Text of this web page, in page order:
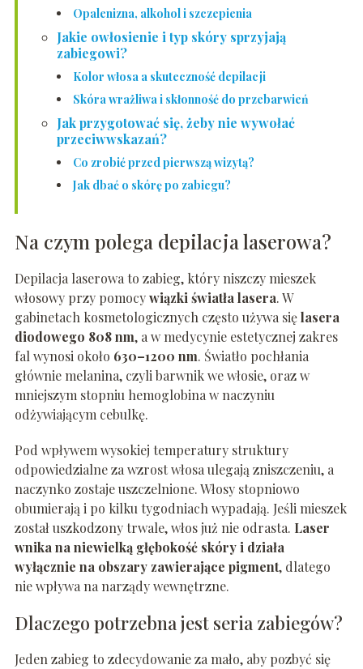
Opalenizna, alkohol i szczepienia
Jakie owłosienie i typ skóry sprzyjają
zabiegowi?
Kolor włosa a skuteczność depilacji
Skóra wrażliwa i skłonność do przebarwień
Jak przygotować się, żeby nie wywołać
przeciwwskazań?
Co zrobić przed pierwszą wizytą?
Jak dbać o skórę po zabiegu?
Na czym polega depilacja laserowa?
Depilacja laserowa to zabieg, który niszczy mieszek
włosowy przy pomocywiązki światła lasera. W
gabinetach kosmetologicznych często używa sięlasera
diodowego 808 nm, a w medycynie estetycznej zakres
fal wynosi około 630–1200 nm. Światło pochłania
głównie melanina, czyli barwnik we włosie, oraz w
mniejszym stopniu hemoglobina w naczyniu
odżywiającym cebulkę.
Pod wpływem wysokiej temperatury struktury
odpowiedzialne za wzrost włosa ulegają zniszczeniu, a
naczynko zostaje uszczelnione. Włosy stopniowo
obumierają i po kilku tygodniach wypadają. Jeśli mieszek
został uszkodzony trwale, włos już nie odrasta. Laser
wnika na niewielką głębokość skóry i działa
wyłącznie na obszary zawierające pigment, dlatego
nie wpływa na narządy wewnętrzne.
Dlaczego potrzebna jest seria zabiegów?
Jeden zabieg to zdecydowanie za mało, aby pozbyć się